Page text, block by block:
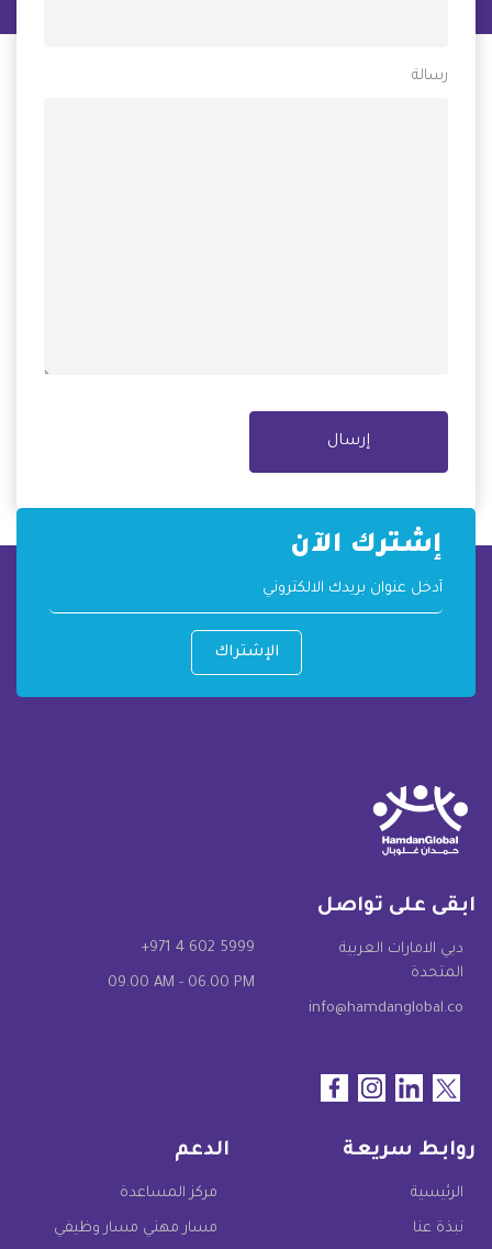
رسالة
إرسال
إشترك الآن
الإشتراك
ابقى على تواصل
دبي الامارات العربية
المتحدة
info@hamdanglobal.co
+971 4 602 5999
09.00 AM - 06.00 PM
روابط سريعة
الرئيسية
نبذة عنا
الدعم
مركز المساعدة
مسار مهني مسار وظيفي